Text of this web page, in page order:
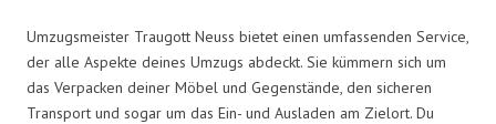
Umzugsmeister Traugott Neuss bietet einen umfassenden Service,
der alle Aspekte deines Umzugs abdeckt. Sie kümmern sich um
das Verpacken deiner Möbel und Gegenstände, den sicheren
Transport und sogar um das Ein- und Ausladen am Zielort. Du